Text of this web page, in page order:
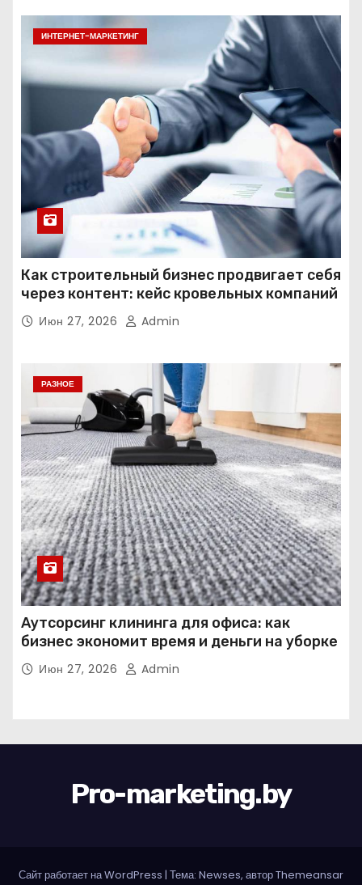
ИНТЕРНЕТ-МАРКЕТИНГ
Как строительный бизнес продвигает себя
через контент: кейс кровельных компаний
Июн 27, 2026 Admin
РАЗНОЕ
Аутсорсинг клининга для офиса: как
бизнес экономит время и деньги на уборке
Июн 27, 2026 Admin
Pro-marketing.by
Сайт работает на WordPress | Тема: Newses, авторThemeansar